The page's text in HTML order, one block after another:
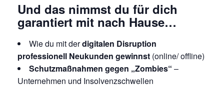
Und das nimmst du für dich
garantiert mit nach Hause…
Wie du mit derdigitalen Disruption
professionell Neukunden gewinnst (online/ offline)
Schutzmaßnahmen gegen „Zombies“ –
Unternehmen und Insolvenzschwellen